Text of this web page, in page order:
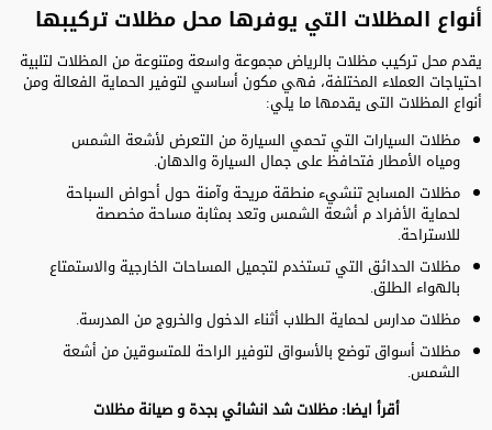
أنواع المظلات التي يوفرها محل مظلات تركيبها
يقدم محل تركيب مظلات بالرياض مجموعة واسعة ومتنوعة من المظلات لتلبية
احتياجات العملاء المختلفة، فهي مكون أساسي لتوفير الحماية الفعالة ومن
أنواع المظلات التى يقدمها ما يلي:
مظلات السيارات التي تحمي السيارة من التعرض لأشعة الشمس
ومياه الأمطار فتحافظ على جمال السيارة والدهان.
مظلات المسابح تنشيء منطقة مريحة وآمنة حول أحواض السباحة
لحماية الأفراد م أشعة الشمس وتعد بمثابة مساحة مخصصة
للاستراحة.
مظلات الحدائق التي تستخدم لتجميل المساحات الخارجية والاستمتاع
بالهواء الطلق.
مظلات مدارس لحماية الطلاب أثناء الدخول والخروج من المدرسة.
مظلات أسواق توضع بالأسواق لتوفير الراحة للمتسوقين من أشعة
الشمس.
أقرأ ايضا:مظلات شد انشائي بجدةوصيانة مظلات